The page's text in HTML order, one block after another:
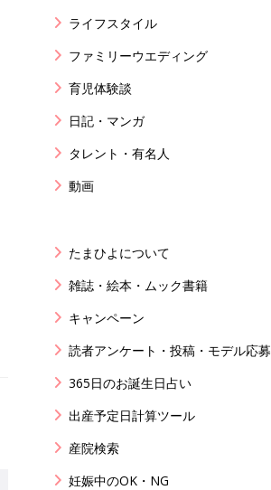
ライフスタイル
ファミリーウエディング
育児体験談
日記・マンガ
タレント・有名人
動画
たまひよについて
雑誌・絵本・ムック書籍
キャンペーン
読者アンケート・投稿・モデル応募
365日のお誕生日占い
出産予定日計算ツール
産院検索
妊娠中のOK・NG